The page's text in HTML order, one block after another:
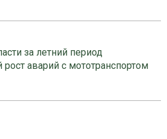
за летний период
аварий с мототранспортом